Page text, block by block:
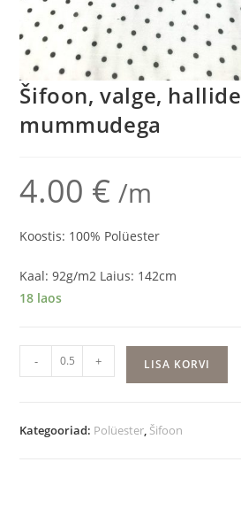
Šifoon, valge, hallide
mummudega
4.00 € /m
Koostis: 100% Polüester
Kaal: 92g/m2 Laius: 142cm
18 laos
valge,
- + LISA KORVI
Kategooriad: Polüester Šifoon